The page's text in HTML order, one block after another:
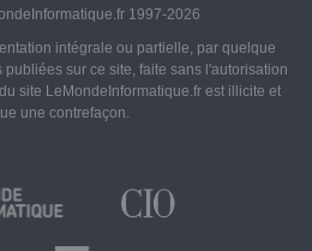
1997-2026
intégrale ou partielle, par quelque
sur ce site, faite sans l'autorisation
site LeMondeInformatique.fr est illicite et
une contrefaçon.